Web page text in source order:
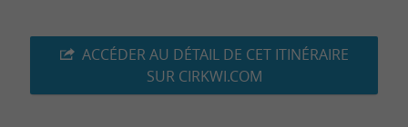
ACCÉDER AU DÉTAIL DE CET ITINÉRAIRE
SUR CIRKWI.COM